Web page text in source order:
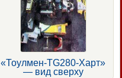
«Тоулмен-TG280-Харт»
— вид сверху